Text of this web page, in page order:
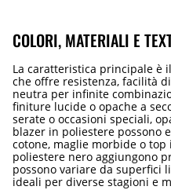
COLORI, MATERIALI E
La caratteristica principale è
che offre resistenza, facilità
neutra per infinite
finiture lucide o opache a
serate o occasioni speciali,
blazer in poliestere possono
cotone, maglie morbide o
poliestere nero aggiungono
possono variare da superfici
ideali per diverse stagioni e